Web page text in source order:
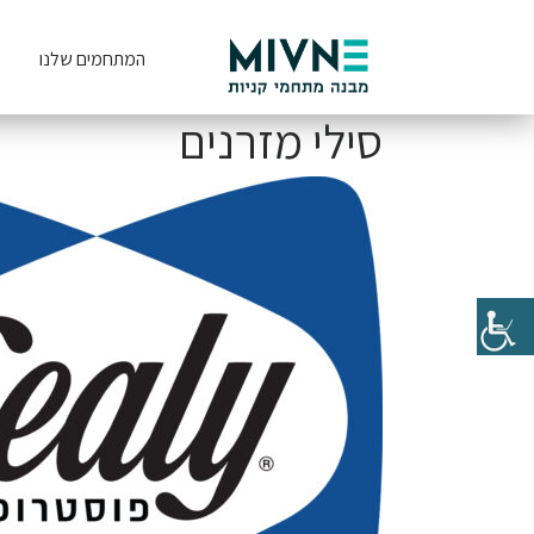
המתחמים שלנו
סילי מזרנים